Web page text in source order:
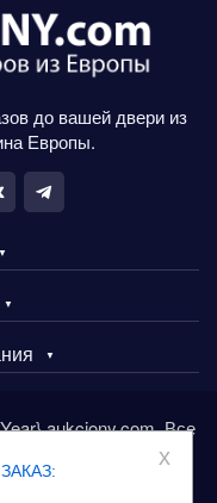
x
до вашей двери из
Европы.
aukciony.com. Все
aukciony.com